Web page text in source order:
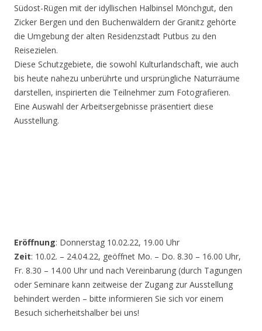
Südost-Rügen mit der idyllischen Halbinsel Mönchgut, den
Zicker Bergen und den Buchenwäldern der Granitz gehörte
die Umgebung der alten Residenzstadt Putbus zu den
Reisezielen.
Diese Schutzgebiete, die sowohl Kulturlandschaft, wie auch
bis heute nahezu unberührte und ursprüngliche Naturräume
darstellen, inspirierten die Teilnehmer zum Fotografieren.
Eine Auswahl der Arbeitsergebnisse präsentiert diese
Ausstellung.
Eröffnung: Donnerstag 10.02.22, 19.00 Uhr
Zeit: 10.02. – 24.04.22, geöffnet Mo. – Do. 8.30 – 16.00 Uhr,
Fr. 8.30 – 14.00 Uhr und nach Vereinbarung (durch Tagungen
oder Seminare kann zeitweise der Zugang zur Ausstellung
behindert werden – bitte informieren Sie sich vor einem
Besuch sicherheitshalber bei uns!